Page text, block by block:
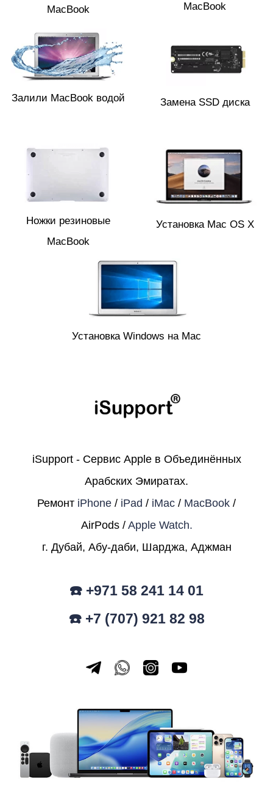
MacBook
MacBook
Залили MacBook водой Замена SSD диска
Ножки резиновые
MacBook
Установка Mac OS X
Установка Windows на Mac
iSupport - Сервис Apple в Объединённых
Арабских Эмиратах.
Ремонт iPhone / iPad / iMac / MacBook /
AirPods / Apple Watch.
г. Дубай, Абу-даби, Шарджа, Аджман
☎️ +971 58 241 14 01
☎️ +7 (707) 921 82 98